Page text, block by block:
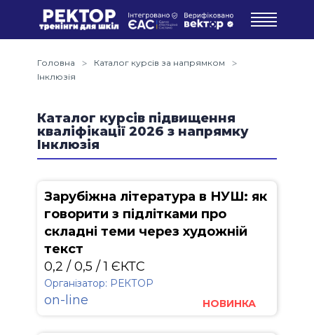
Головна
Каталог курсів за напрямком
Інклюзія
Каталог курсів підвищення
кваліфікації 2026 з напрямку
Інклюзія
Зарубіжна література в НУШ: як
говорити з підлітками про
складні теми через художній
текст
0,2 / 0,5 / 1 ЄКТС
Організатор: РЕКТОР
on-line НОВИНКА